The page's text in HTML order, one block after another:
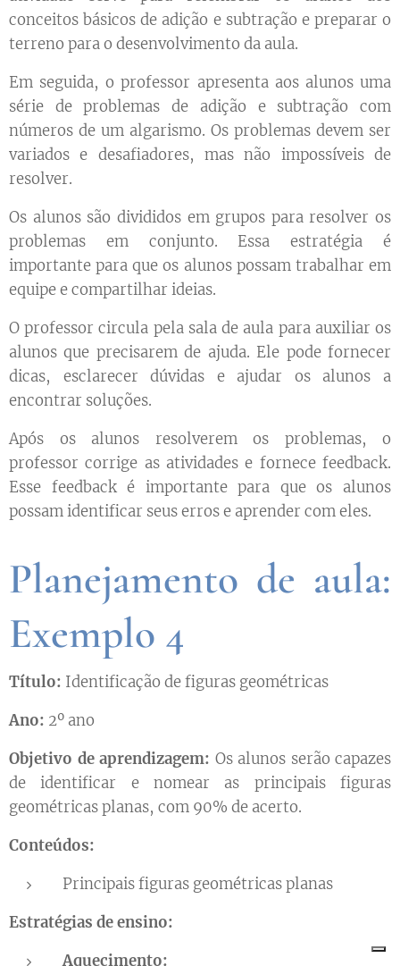
conceitos básicos de adição e subtração e preparar o
terreno para o desenvolvimento da aula.
Em seguida, o professor apresenta aos alunos uma
série de problemas de adição e subtração com
números de um algarismo. Os problemas devem ser
variados e desafiadores, mas não impossíveis de
resolver.
Os alunos são divididos em grupos para resolver os
problemas em conjunto. Essa estratégia é
importante para que os alunos possam trabalhar em
equipe e compartilhar ideias.
O professor circula pela sala de aula para auxiliar os
alunos que precisarem de ajuda. Ele pode fornecer
dicas, esclarecer dúvidas e ajudar os alunos a
encontrar soluções.
Após os alunos resolverem os problemas, o
professor corrige as atividades e fornece feedback.
Esse feedback é importante para que os alunos
possam identificar seus erros e aprender com eles.
Planejamento de aula:
Exemplo 4
Título: Identificação de figuras geométricas
Ano: 2º ano
Objetivo de aprendizagem: Os alunos serão capazes
de identificar e nomear as principais figuras
geométricas planas, com 90% de acerto.
Conteúdos:
Principais figuras geométricas planas
Estratégias de ensino:
Aquecimento: